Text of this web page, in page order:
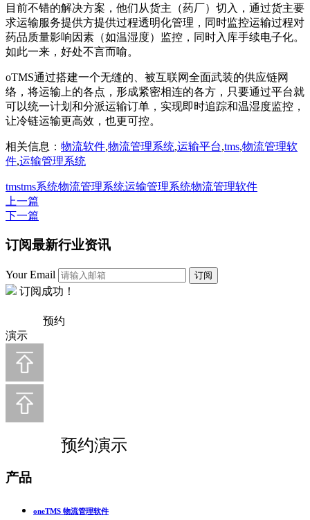
目前不错的解决方案，他们从货主（药厂）切入，通过货主要
求运输服务提供方提供过程透明化管理，同时监控运输过程对
药品质量影响因素（如温湿度）监控，同时入库手续电子化。
如此一来，好处不言而喻。
oTMS通过搭建一个无缝的、被互联网全面武装的供应链网
络，将运输上的各点，形成紧密相连的各方，只要通过平台就
可以统一计划和分派运输订单，实现即时追踪和温湿度监控，
让冷链运输更高效，也更可控。
相关信息： 物流软件,物流管理系统,运输平台,tms,物流管理软
件,运输管理系统
tmstms系统物流管理系统运输管理系统物流管理软件
上一篇
下一篇
订阅最新行业资讯
Your Email 订阅
订阅成功！
预约
演示
预约演示
产品
oneTMS 物流管理软件